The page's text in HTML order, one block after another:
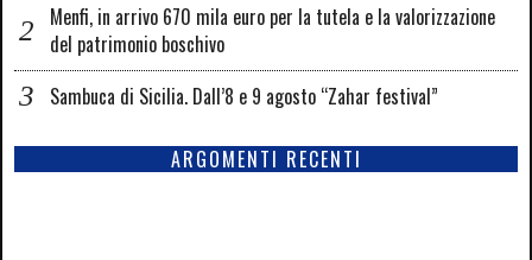
Menfi, in arrivo 670 mila euro per la tutela e la valorizzazione
del patrimonio boschivo
Sambuca di Sicilia. Dall’8 e 9 agosto “Zahar festival”
ARGOMENTI RECENTI